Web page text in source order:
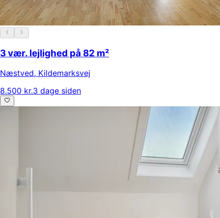
3 vær. lejlighed på 82 m²
Næstved, Kildemarksvej
8.500 kr.3 dage siden